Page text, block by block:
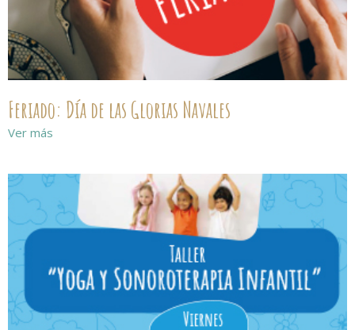
Feriado: Día de las Glorias Navales
Ver más